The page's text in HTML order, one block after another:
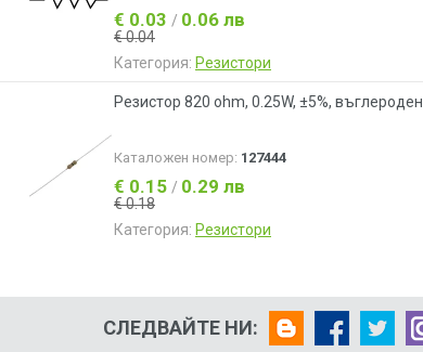
€ 0.03 / 0.06 лв
€ 0.04
Категория: Резистори
Резистор 820 ohm, 0.25W, ±5%, въглероден
Каталожен номер: 127444
€ 0.15 / 0.29 лв
€ 0.18
Категория: Резистори
СЛЕДВАЙТЕ НИ: